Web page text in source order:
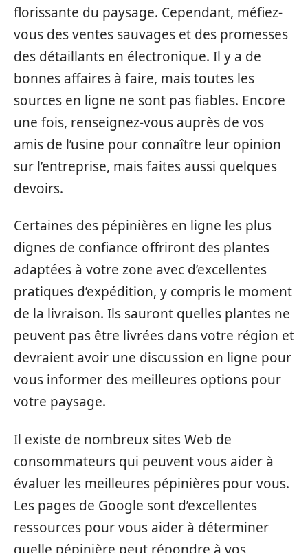
florissante du paysage. Cependant, méfiez-
vous des ventes sauvages et des promesses
des détaillants en électronique. Il y a de
bonnes affaires à faire, mais toutes les
sources en ligne ne sont pas fiables. Encore
une fois, renseignez-vous auprès de vos
amis de l’usine pour connaître leur opinion
sur l’entreprise, mais faites aussi quelques
devoirs.
Certaines des pépinières en ligne les plus
dignes de confiance offriront des plantes
adaptées à votre zone avec d’excellentes
pratiques d’expédition, y compris le moment
de la livraison. Ils sauront quelles plantes ne
peuvent pas être livrées dans votre région et
devraient avoir une discussion en ligne pour
vous informer des meilleures options pour
votre paysage.
Il existe de nombreux sites Web de
consommateurs qui peuvent vous aider à
évaluer les meilleures pépinières pour vous.
Les pages de Google sont d’excellentes
ressources pour vous aider à déterminer
quelle pépinière peut répondre à vos